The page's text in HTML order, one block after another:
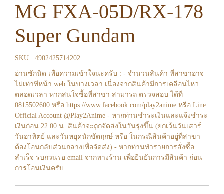
MG FXA-05D/RX-178
Super Gundam
SKU : 4902425714202
อ่านซักนิด เพื่อความเข้าใจนะครับ : - จำนวนสินค้า ที่สาขาอาจ
ไม่เท่าทีหน้า web ในบางเวลา เนื่องจากสินค้ามีการเคลือนไหว
ตลอดเวลา หากสนใจซื้อที่สาขา สามารถ ตรวจสอบ ได้ที่
0815502600 หรือ https://www.facebook.com/play2anime หรือ Line
Official Account @Play2Anime - หากท่านชำระเงินและแจ้งชำระ
เงินก่อน 22.00 น. สินค้าจะถูกจัดส่งในวันรุ่งขึ้น (ยกเว้นวันเสาร์
วันอาทิตย์ และวันหยุดนักขัตฤกษ์ หรือ ในกรณีสินค้าอยู่ที่สาขา
ต้องโอนกลับส่วนกลางเพื่อจัดส่ง) - หากท่านทำรายการสั่งซื้อ
สำเร็จ รบกวนรอ email จากทางร้าน เพื่อยืนยันการมีสินค้า ก่อน
การโอนเงินครับ